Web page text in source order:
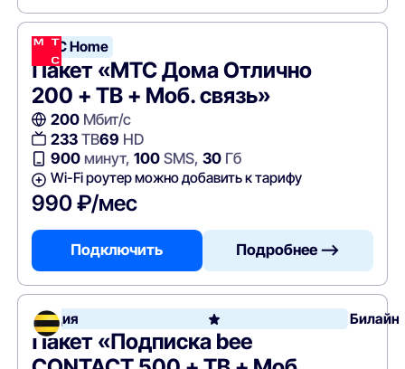
МТС Home
Пакет «МТС Дома Отлично
200 + ТВ + Моб. связь»
200Мбит/с
233ТВ69 HD
900минут, 100SMS, 30Гб
Wi-Fi роутер можно добавить к тарифу
990 ₽/мес
Подключить Подробнее —>
Акция Билайн
Пакет «Подписка bee